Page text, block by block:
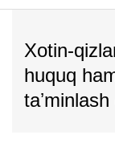
Xotin-
huquq